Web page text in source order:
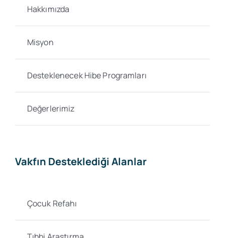
Hakkımızda
Misyon
Desteklenecek Hibe Programları
Değerlerimiz
Vakfın Desteklediği Alanlar
Çocuk Refahı